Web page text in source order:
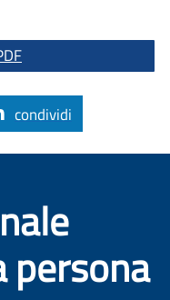
condividi
persona